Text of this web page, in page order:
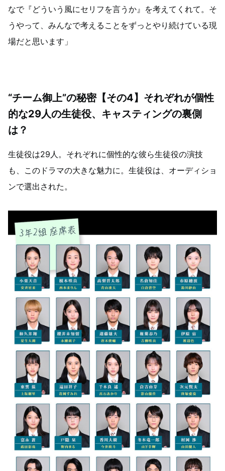
なで『どういう風にセリフを言うか』を考えてくれて。そ
うやって、みんなで考えることをずっとやり続けている現
場だと思います」
“チーム御上”の秘密【その4】それぞれが個性
的な29人の生徒役、キャスティングの裏側
は？
生徒役は29人。それぞれに個性的な彼ら生徒役の演技
も、このドラマの大きな魅力に。生徒役は、オーディショ
ンで選出された。